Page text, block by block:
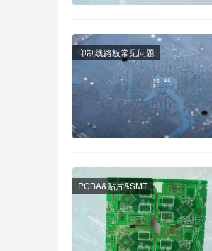
印制线路板常见问题
PCBA&贴片&SMT